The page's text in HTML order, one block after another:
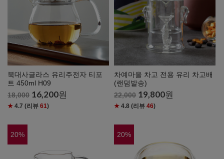
북대사글라스 유리주전자 티포
트 450ml H09
18,000 16,200원
★ 4.7 (리뷰 61)
차예마을 차고 전용 유리 차고배
(랜덤발송)
22,000 19,800원
★ 4.8 (리뷰46)
20% 20%